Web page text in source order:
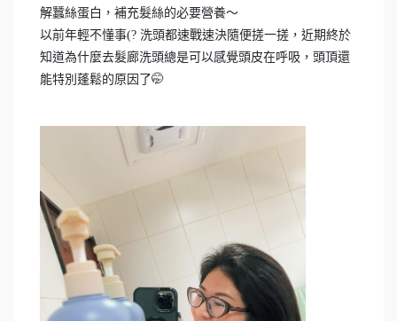
解蠶絲蛋白，補充髮絲的必要營養～
以前年輕不懂事(? 洗頭都速戰速決隨便搓一搓，近期終於
知道為什麼去髮廊洗頭總是可以感覺頭皮在呼吸，頭頂還
能特別蓬鬆的原因了🤭